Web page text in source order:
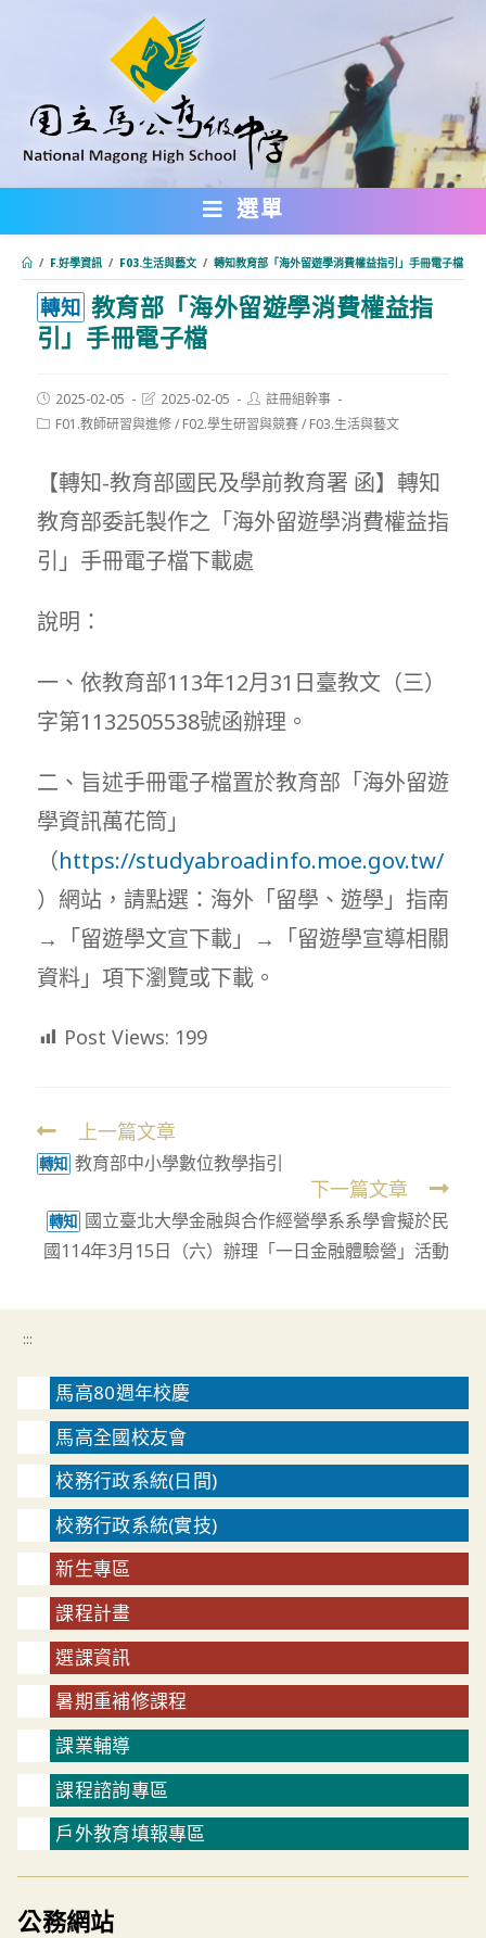
內
選單
/ F.好學資訊 / F03.生活與藝文 / 轉知教育部「海外留遊學消費權益指引」手冊電子檔
轉知 教育部「海外留遊學消費權益指
引」手冊電子檔
Post
published:
2025-02-05
Post
last
modified:
2025-02-05
Post
author:
註冊組幹事
PostF01.教師研習與進修/ F02.學生研習與競賽/ F03.生活與藝文
【轉知-教育部國民及學前教育署 函】轉知
教育部委託製作之「海外留遊學消費權益指
引」手冊電子檔下載處
說明：
一、依教育部113年12月31日臺教文（三）
字第1132505538號函辦理。
二、旨述手冊電子檔置於教育部「海外留遊
學資訊萬花筒」
（https://studyabroadinfo.moe.gov.tw/
）網站，請點選：海外「留學、遊學」指南
→「留遊學文宣下載」→「留遊學宣導相關
資料」項下瀏覽或下載。
Post Views: 199
Read
more
上一篇文章
轉知 教育部中小學數位教學指引
下一篇文章
轉知 國立臺北大學金融與合作經營學系系學會擬於民
國114年3月15日（六）辦理「一日金融體驗營」活動
:::
馬高80週年校慶
馬高全國校友會
校務行政系統(日間)
校務行政系統(實技)
新生專區
課程計畫
選課資訊
暑期重補修課程
課業輔導
課程諮詢專區
戶外教育填報專區
公務網站